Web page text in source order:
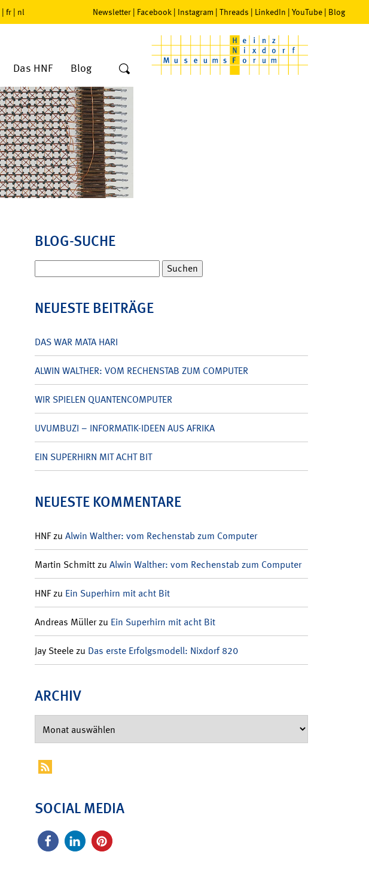
| fr | nl Newsletter | Facebook | Instagram | Threads | LinkedIn | YouTube | Blog
Das HNF Blog
BLOG-SUCHE
nach:
NEUESTE BEITRÄGE
DAS WAR MATA HARI
ALWIN WALTHER: VOM RECHENSTAB ZUM COMPUTER
WIR SPIELEN QUANTENCOMPUTER
UVUMBUZI – INFORMATIK-IDEEN AUS AFRIKA
EIN SUPERHIRN MIT ACHT BIT
NEUESTE KOMMENTARE
HNFzu Alwin Walther: vom Rechenstab zum Computer
Martin Schmittzu Alwin Walther: vom Rechenstab zum Computer
HNFzu Ein Superhirn mit acht Bit
Andreas Müllerzu Ein Superhirn mit acht Bit
Jay Steelezu Das erste Erfolgsmodell: Nixdorf 820
ARCHIV
SOCIAL MEDIA